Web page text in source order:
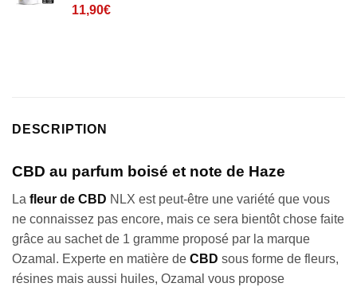
Noté
1
11,90€
DESCRIPTION
CBD au parfum boisé et note de Haze
La fleur de CBD NLX est peut-être une variété que vous
ne connaissez pas encore, mais ce sera bientôt chose faite
grâce au sachet de 1 gramme proposé par la marque
Ozamal. Experte en matière de CBD sous forme de fleurs,
résines mais aussi huiles, Ozamal vous propose